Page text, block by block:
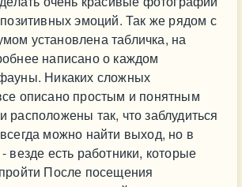
позитивных эмоций. Так же рядом с
установлена табличка, на
написано о каждом
Никаких сложных
описано простым и понятным
расположены так, что заблудиться
можно найти выход, но в
везде есть работники, которые
После посещения